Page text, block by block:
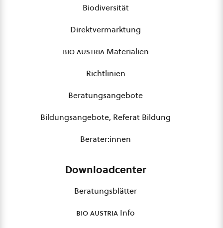
Biodiversität
Direktvermarktung
bio austriaMaterialien
Richtlinien
Beratungsangebote
Bildungsangebote, Referat Bildung
Berater:innen
Downloadcenter
Beratungsblätter
bio austria Info